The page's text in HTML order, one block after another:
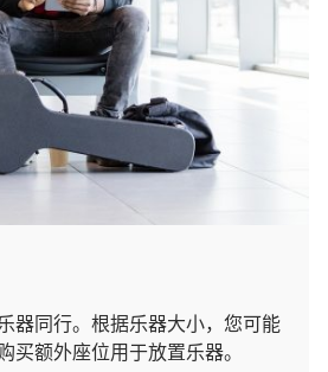
器同行。根据乐器大小，您可能
买额外座位用于放置乐器。